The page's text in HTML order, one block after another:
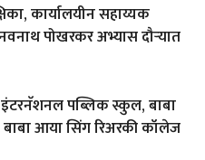
कार्यालयीन सहाय्यक
पोखरकर अभ्यास दौऱ्यात
इंटरनॅशनल पब्लिक स्कुल, बाबा
बाबा आया सिंग रिअरकी कॉलेज